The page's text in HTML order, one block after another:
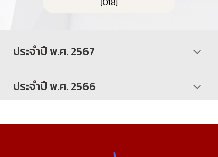
ประจำปี พ.ศ. 2567
ประจำปี พ.ศ. 2566